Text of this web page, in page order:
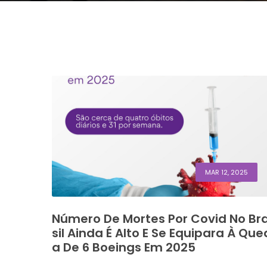
MAR 12, 2025
Número De Mortes Por Covid No
Sil Ainda É Alto E Se Equipara À
A De 6 Boeings Em 2025